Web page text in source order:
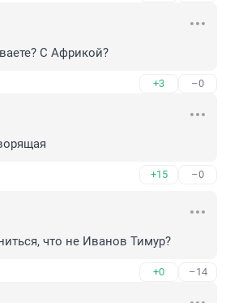
С Африкой?
+3 –0
+15 –0
что не Иванов Тимур?
+0 –14